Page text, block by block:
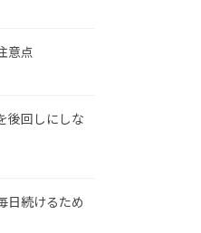
意点
後回しにしな
日続けるため